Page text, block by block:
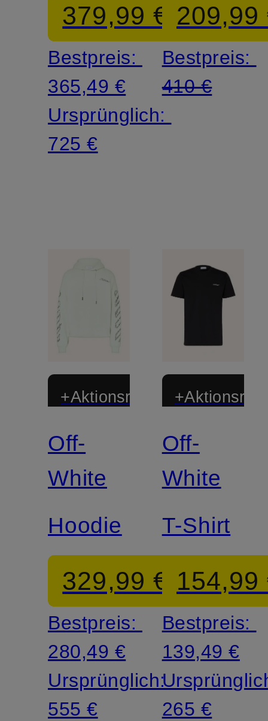
379,99 €
Bestpreis:
365,49 €
Ursprünglich:
725 €
209,99
Bestpreis:
410 €
+Aktionsrabatt
Off-
White
Hoodie
329,99 €
Bestpreis:
280,49 €
Ursprünglich:
555 €
Off-
White
T-Shirt
154,99
Bestpreis:
139,49 €
265 €